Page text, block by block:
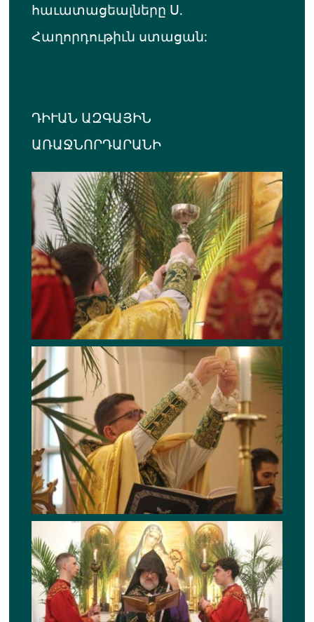
հաւատացեալները Ս.
Հաղորդութիւն ստացան:
ԴԻՒԱՆ ԱԶԳԱՅԻՆ
ԱՌԱՋՆՈՐԴԱՐԱՆԻ